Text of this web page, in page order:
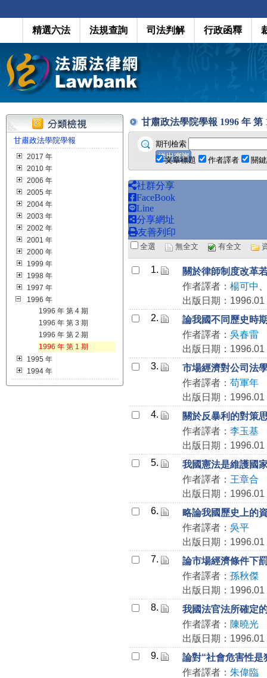
精選六法 法規查詢 司法判解 行政函釋
甘肅政法學院學報
2017 年
2010 年
2006 年
2005 年
2004 年
2003 年
2002 年
2001 年
2000 年
1999 年
1998 年
1997 年
1996 年
1996 年 第 4 期
1996 年 第 3 期
1996 年 第 2 期
1996 年 第 1 期
1995 年
1994 年
甘肅政法學院學報 1996 年 第
期刊檢索
文章標題
作者譯者 關
社群分享
FaceBook
Line
分享網址
友善列印
全選 無全文 有全文
1.
關於律師制度改革
作者譯者： 楊可中
出版日期：1996.01
2.
論我國不同歷史時
作者譯者： 吳春雷
出版日期：1996.01
3.
市場經濟對公司法
作者譯者： 苟軍年
出版日期：1996.01
4.
關於反暴利的對策
作者譯者： 李玉基
出版日期：1996.01
5.
我國憲法是維護國
作者譯者： 王章合
出版日期：1996.01
6.
略論我國歷史上的
作者譯者： 吳平
出版日期：1996.01
7.
論市場經濟條件下
作者譯者： 孫秋傑
出版日期：1996.01
8.
我國法官法所確定
作者譯者： 陳曉光
出版日期：1996.01
9.
論對“社會危害性
作者譯者： 朱偉臨